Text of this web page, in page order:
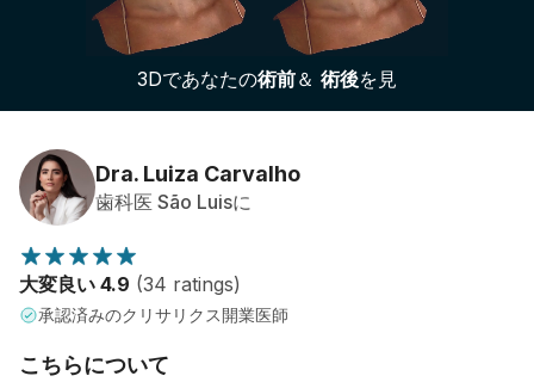
3Dビジネスプラットフォーム
サブスクリプションプラン
患者様のレビュー
3Dであなたの術前＆ 術後を見
Dra. Luiza Carvalho
歯科医 São Luisに
大変良い 4.9 (34 ratings)
承認済みのクリサリクス開業医師
こちらについて